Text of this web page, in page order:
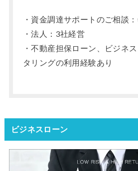
・資金調達サポートのご相談
・法人：3社経営
・不動産担保ローン、ビジネ
タリングの利用経験あり
ビジネスローン